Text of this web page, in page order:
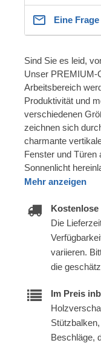
Eine
Sind Sie es leid,
Unser PREMIUM-
Arbeitsbereich
Produktivität und
verschiedenen
zeichnen sich
charmante
Fenster und Türen
Sonnenlicht
Mehr anzeigen
Kostenlose
Die
variieren.
die
Im Preis
Beschläge,